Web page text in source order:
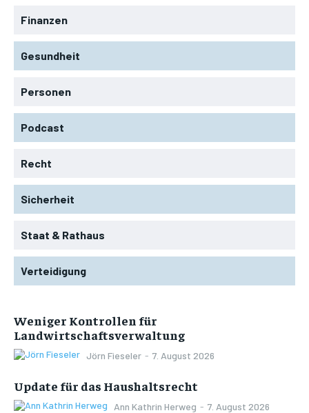
Finanzen
Gesundheit
Personen
Podcast
Recht
Sicherheit
Staat & Rathaus
Verteidigung
Weniger Kontrollen für
Landwirtschaftsverwaltung
Jörn Fieseler - 7. August 2026
Update für das Haushaltsrecht
Ann Kathrin Herweg - 7. August 2026